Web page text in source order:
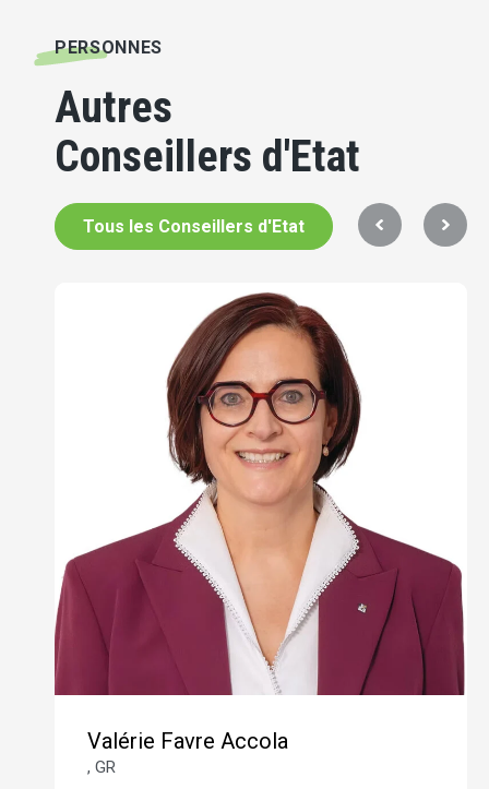
PERSONNES
Autres
Conseillers d'Etat
Tous les Conseillers d'Etat
Valérie Favre Accola
, GR